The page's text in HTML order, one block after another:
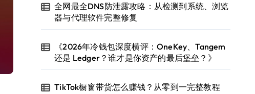
全网最全DNS防泄露攻略：从检测到系统、浏览
器与代理软件完整修复
《2026年冷钱包深度横评：OneKey、Tangem
还是 Ledger？谁才是你资产的最后堡垒？》
TikTok橱窗带货怎么赚钱？从零到一完整教程